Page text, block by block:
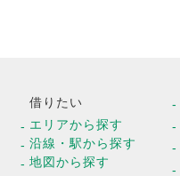
借りたい
エリアから探す
沿線・駅から探す
地図から探す